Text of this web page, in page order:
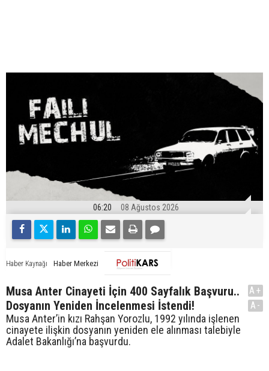
06:20 08 Ağustos 2026
Haber Kaynağı Haber Merkezi
Musa Anter Cinayeti İçin 400 Sayfalık Başvuru..
Dosyanın Yeniden İncelenmesi İstendi!
Musa Anter’in kızı Rahşan Yorozlu, 1992 yılında işlenen
cinayete ilişkin dosyanın yeniden ele alınması talebiyle
Adalet Bakanlığı’na başvurdu.
A+
A-